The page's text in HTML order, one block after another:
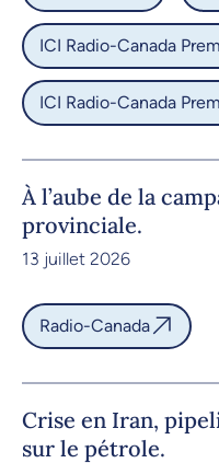
ICI Radio-Canada
ICI Radio-Canada
À l’aube de la
provinciale.
13 juillet 2026
Radio-Canada
Crise en Iran,
sur le pétrole.